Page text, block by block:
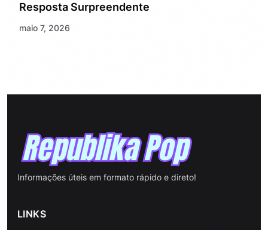
Resposta Surpreendente
maio 7, 2026
Informações úteis em formato rápido e direto!
LINKS